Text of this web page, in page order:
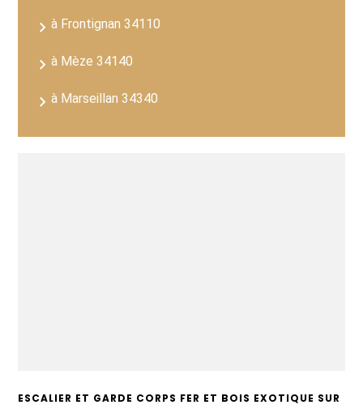
à Frontignan 34110
à Mèze 34140
à Marseillan 34340
ESCALIER ET GARDE CORPS FER ET BOIS EXOTIQUE SUR